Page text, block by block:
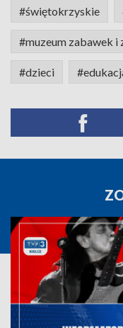
#świętokrzyskie
#muzeum zabawek i
#dzieci